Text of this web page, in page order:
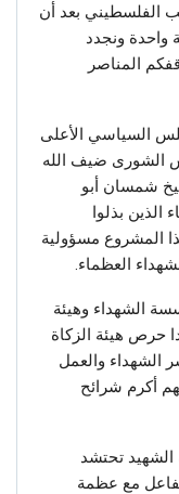
الفلسطيني بعد أن
واحدة ونجدد
المناصر
السياسي الأعلى
الشورى ضيف الله
شمسان أبو
بذلوا
المشروع مسؤولية
العظماء.
الشهداء وهيئة
حرص هيئة الزكاة
الشهداء والعمل
أكرم شرائح
تحتشد
مع عظمة